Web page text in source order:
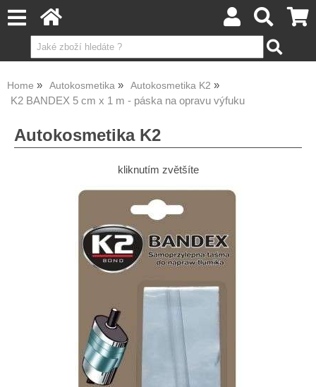
Home Autokosmetika Autokosmetika K2
K2 BANDEX 5 cm x 1 m - páska na opravu výfuku
Autokosmetika K2
kliknutím zvětšíte